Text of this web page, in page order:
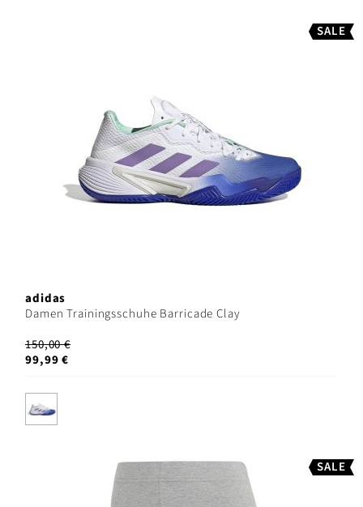
SALE
adidas
Damen Trainingsschuhe Barricade Clay
150,00 €
99,99 €
SALE